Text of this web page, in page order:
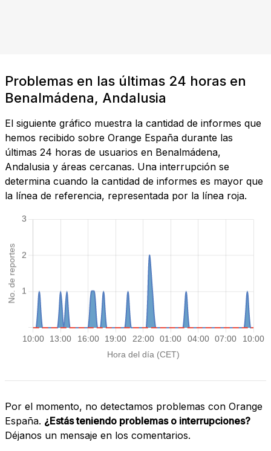
Problemas en las últimas 24 horas en
Benalmádena, Andalusia
El siguiente gráfico muestra la cantidad de informes que
hemos recibido sobre Orange España durante las
últimas 24 horas de usuarios en Benalmádena,
Andalusia y áreas cercanas. Una interrupción se
determina cuando la cantidad de informes es mayor que
la línea de referencia, representada por la línea roja.
Por el momento, no detectamos problemas con Orange
España. ¿Estás teniendo problemas o interrupciones?
Déjanos un mensaje en los comentarios.